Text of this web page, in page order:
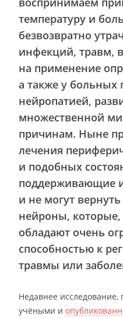
температуру и
безвозвратно
инфекций, травм,
на применение
а также у больных
нейропатией,
множественной
причинам. Ныне
лечения
и подобных
поддерживающие
и не могут
нейроны, которые,
обладают очень
способностью к
травмы или
Недавнее
учёными и